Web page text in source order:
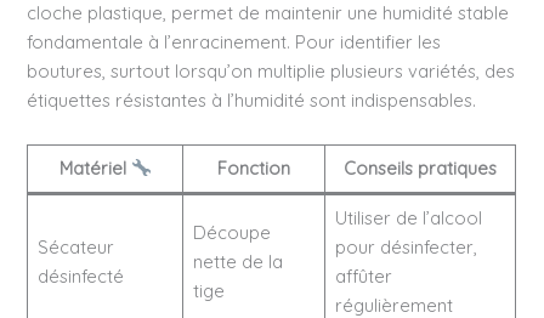
cloche plastique, permet de maintenir une humidité stable
fondamentale à l’enracinement. Pour identifier les
boutures, surtout lorsqu’on multiplie plusieurs variétés, des
étiquettes résistantes à l’humidité sont indispensables.
Matériel Fonction Conseils pratiques
Sécateur
désinfecté
Découpe
nette de la
tige
Utiliser de l’alcool
pour désinfecter,
affûter
régulièrement